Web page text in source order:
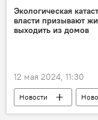
Экологическая
власти призывают
выходить из домов
12 мая 2024, 11:30
Новости
Польша